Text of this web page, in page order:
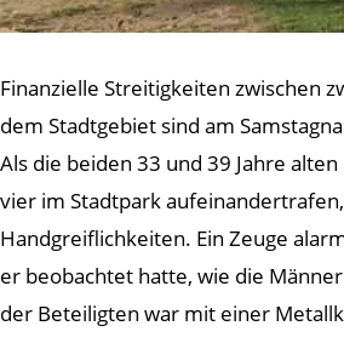
Finanzielle Streitigkeiten zwischen
dem Stadtgebiet sind am
Als die beiden 33 und 39 Jahre
vier im Stadtpark
Handgreiflichkeiten. Ein Zeuge
er beobachtet hatte, wie die
der Beteiligten war mit einer